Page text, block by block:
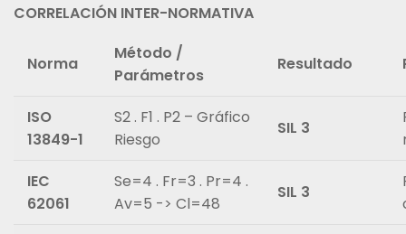
CORRELACIÓN INTER-NORMATIVA
Norma
Método /
Parámetros
Resultado
ISO
13849-1
S2 . F1 . P2 – Gráfico
Riesgo
SIL 3
IEC
62061
Se=4 . Fr=3 . Pr=4 .
Av=5 -> Cl=48
SIL 3